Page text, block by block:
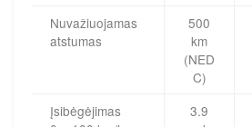
Nuvažiuojamas
atstumas
500
km
(NED
C)
Įsibėgėjimas
3.9